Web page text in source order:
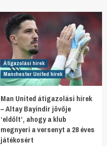
Átigazolási hírek
Manchester United hírek
Man United átigazolási hírek
– Altay Bayindir jövője
‘eldőlt’, ahogy a klub
megnyeri a versenyt a 28 éves
játékosért